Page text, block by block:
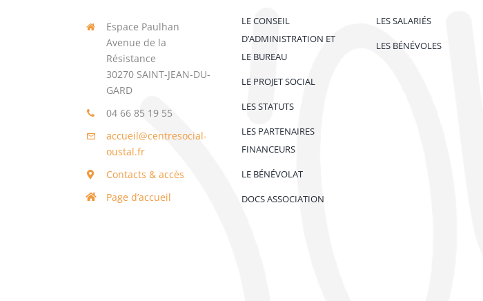
Espace Paulhan
Avenue de la
Résistance
30270 SAINT-JEAN-DU-
GARD
04 66 85 19 55
accueil@centresocial-
oustal.fr
Contacts & accès
Page d’accueil
LE CONSEIL
D’ADMINISTRATION ET
LE BUREAU
LE PROJET SOCIAL
LES STATUTS
LES PARTENAIRES
FINANCEURS
LE BÉNÉVOLAT
DOCS ASSOCIATION
LES SALARIÉS
LES BÉNÉVOLES